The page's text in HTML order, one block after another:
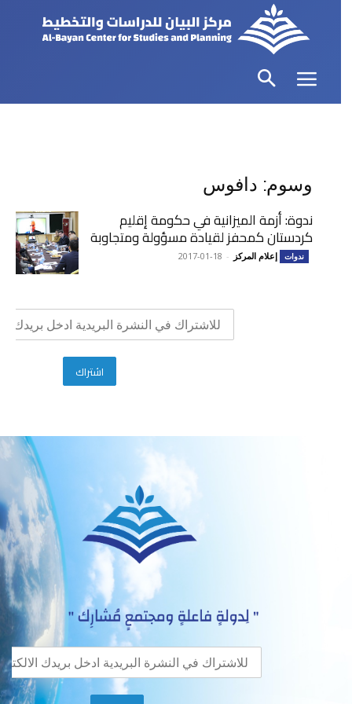
وسوم: دافوس
ندوة: أزمة الميزانية في حكومة إقليم
كردستان كمحفز لقيادة مسؤولة ومتجاوبة
ندوات إعلام المركز -
2017-01-18